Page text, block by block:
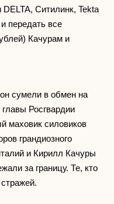
Ситилинк, Tekta
передать все
Качурам и
сумели в обмен на
Росгвардии
маховик силовиков
грандиозного
и Кирилл Качуры
за границу. Те, кто